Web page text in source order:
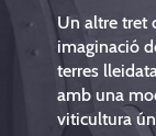
Un altre tret
imaginació
terres
amb una
viticultura